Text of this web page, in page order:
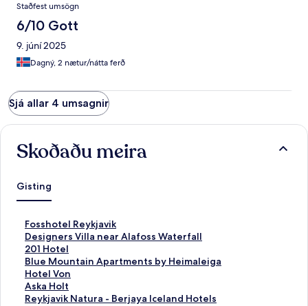
Staðfest umsögn
6/10 Gott
9. júní 2025
Dagný, 2 nætur/nátta ferð
Sjá allar 4 umsagnir
Skoðaðu meira
Gisting
Fosshotel Reykjavik
H
l
e
k
k
u
r
Designers Villa near Alafoss Waterfall
H
l
e
k
k
u
201 Hotel
H
l
e
k
k
Blue Mountain Apartments by Heimaleiga
H
l
e
k
Hotel Von
H
l
e
Aska Holt
H
lReykjavik Natura - Berjaya Iceland Hotels
H